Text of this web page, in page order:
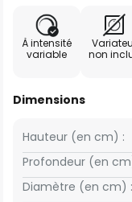
À intensité
variable
non
Dimensions
Hauteur (en cm) :
Profondeur (en
Diamètre (en cm) :